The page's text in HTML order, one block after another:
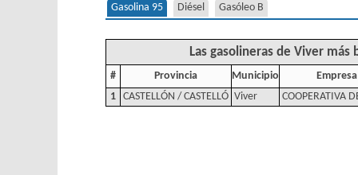
Gasolina 95 Diésel Gasóleo B
Las gasolineras de Viver más
# Provincia Municipio
Empresa
1 CASTELLÓN / CASTELLÓ Viver COOPERATIVA